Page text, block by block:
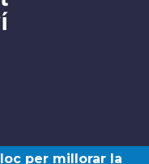
per millorar la